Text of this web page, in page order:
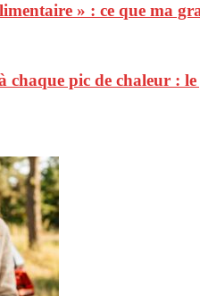
» : ce que ma
chaque pic de chaleur :